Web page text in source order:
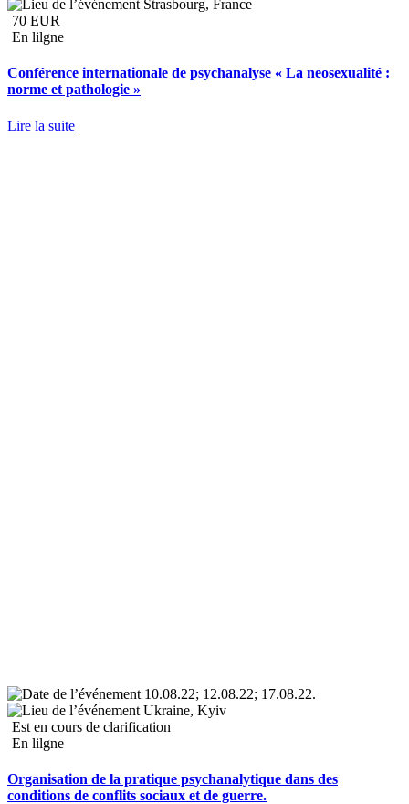
Strasbourg, France
70 EUR
En lilgne
Conférence internationale de psychanalyse « La neosexualité :
norme et pathologie »
Lire la suite
10.08.22; 12.08.22; 17.08.22.
Ukraine, Kyiv
Est en cours de clarification
En lilgne
Organisation de la pratique psychanalytique dans des
conditions de conflits sociaux et de guerre.